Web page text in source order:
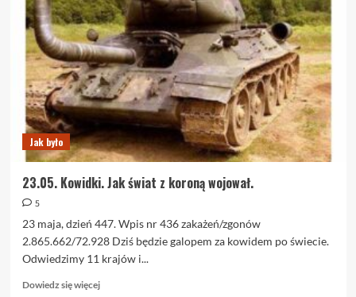
czyli
kosztowna
polityka
wschodnia.
Jak było
23.05. Kowidki. Jak świat z koroną wojował.
5
23 maja, dzień 447. Wpis nr 436 zakażeń/zgonów
2.865.662/72.928 Dziś będzie galopem za kowidem po świecie.
Odwiedzimy 11 krajów i...
Dowiedz się więcejDowiedz